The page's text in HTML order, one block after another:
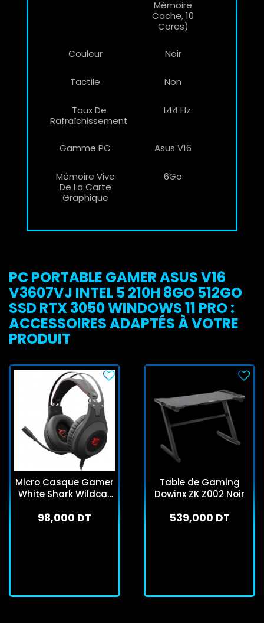
Mémoire
Cache, 10
Cores)
Couleur Noir
Tactile Non
Taux De
Rafraîchissement
144 Hz
Gamme PC Asus V16
Mémoire Vive
De La Carte
Graphique
6Go
PC PORTABLE GAMER ASUS V16
V3607VJ INTEL 5 210H 8GO 512GO
SSD RTX 3050 WINDOWS 11 PRO :
ACCESSOIRES ADAPTÉS À VOTRE
PRODUIT
Micro Casque Gamer
White Shark Wildcat
Rouge
98,000 DT
Table de Gaming
Dowinx ZK Z002 Noir
539,000 DT